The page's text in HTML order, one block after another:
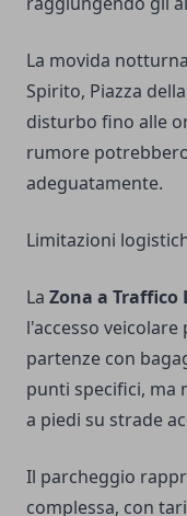
La movida
Spirito, Piazza
disturbo fino alle
rumore
adeguatamente.
Limitazioni
La Zona a Traffico
l'accesso
partenze con
punti specifici,
a piedi su strade
Il parcheggio
complessa, con